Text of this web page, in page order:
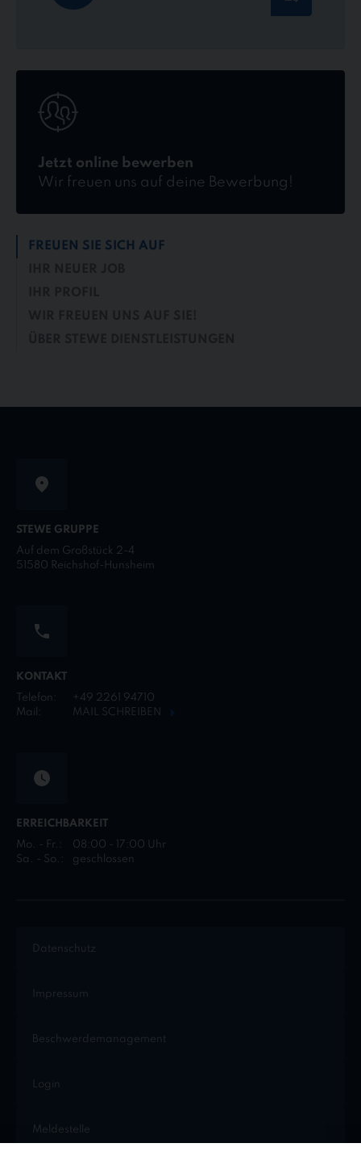
Jetzt online bewerben
Wir freuen uns auf deine Bewerbung!
online
bewerben
FREUEN SIE SICH AUF
STEWE GRUPPE
Auf dem Großstück 2-4
51580 Reichshof-Hunsheim
KONTAKT
Telefon:
+49 2261 94710
Mail:
MAIL SCHREIBEN
ERREICHBARKEIT
Mo. - Fr.:
08:00 - 17:00 Uhr
Sa. - So.:
geschlossen
Datenschutz
Impressum
Beschwerdemanagement
Login
Meldestelle